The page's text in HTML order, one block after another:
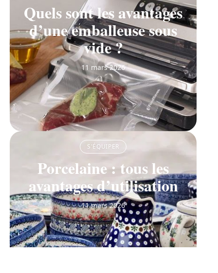
Quels sont les avantages
d’une emballeuse sous
vide ?
11 mars 2026
S'ÉQUIPER
Porcelaine : tous les
avantages d’utilisation
11 mars 2026